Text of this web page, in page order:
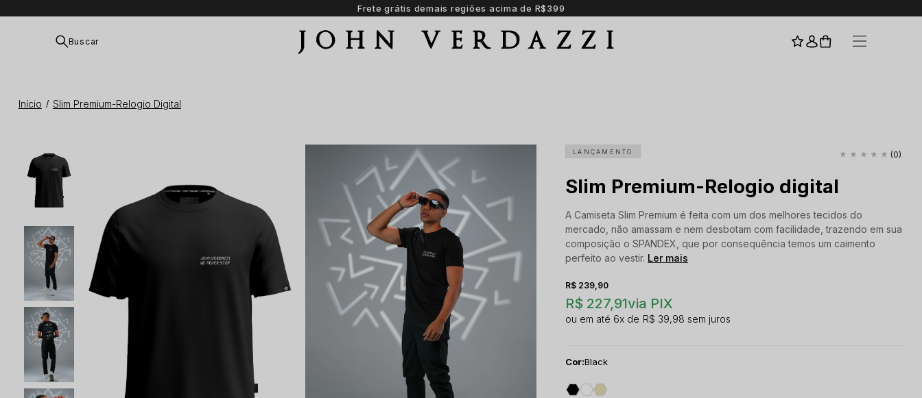
Parcele em até 6 vezes sem juros
Buscar JOHN VERDAZZI
Início Slim Premium-Relogio Digital
LANÇAMENTO
Slim Premium-Relogio digital
A Camiseta Slim Premium é feita com um dos melhores tecidos do
mercado, não amassam e nem desbotam com facilidade, trazendo em sua
composição o SPANDEX, que por consequência temos um caimento
perfeito ao vestir. Ler mais
(0)
R$ 227,91via PIX
R$ 239,90
6x R$ 39,98 sem juros
Cor:Black